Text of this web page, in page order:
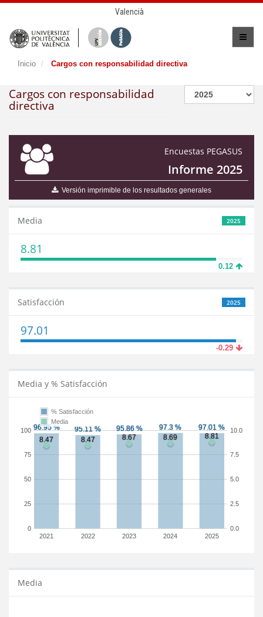
Valencià
Inicio Cargos con responsabilidad directiva
Cargos con responsabilidad
directiva
Encuestas PEGASUS
Informe 2025
Versión imprimible de los resultados generales
2025
Media
8.81
0.12
2025
Satisfacción
97.01
-0.29
Media y % Satisfacción
2021 2022 2023 2024 2025
0
25
50
75
100
0.0
2.5
5.0
7.5
10.0
% Satisfacción
Media
Media